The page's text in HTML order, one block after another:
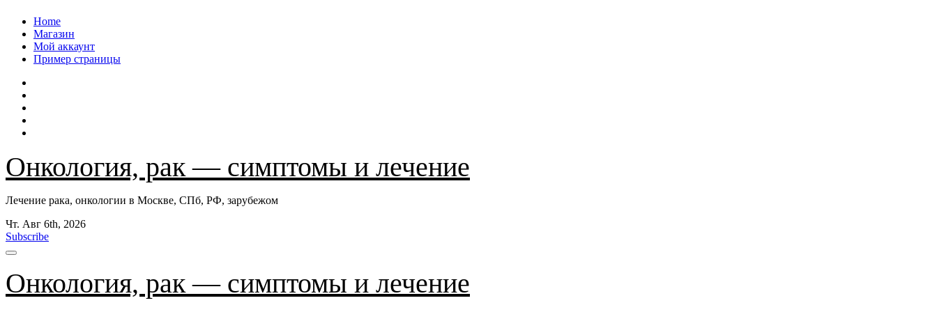
Перейти
содержанию
Home
Магазин
Мой аккаунт
Пример страницы
Онкология, рак — симптомы и лечение
Лечение рака, онкологии в Москве, СПб, РФ, зарубежом
Чт. Авг 6th, 2026
Subscribe
Онкология, рак — симптомы и лечение